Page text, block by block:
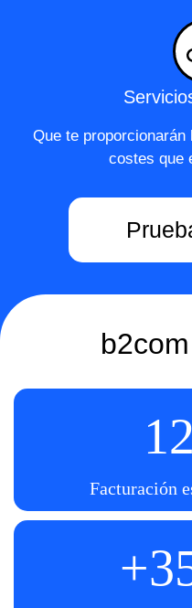
Que te
costes que
Facturación